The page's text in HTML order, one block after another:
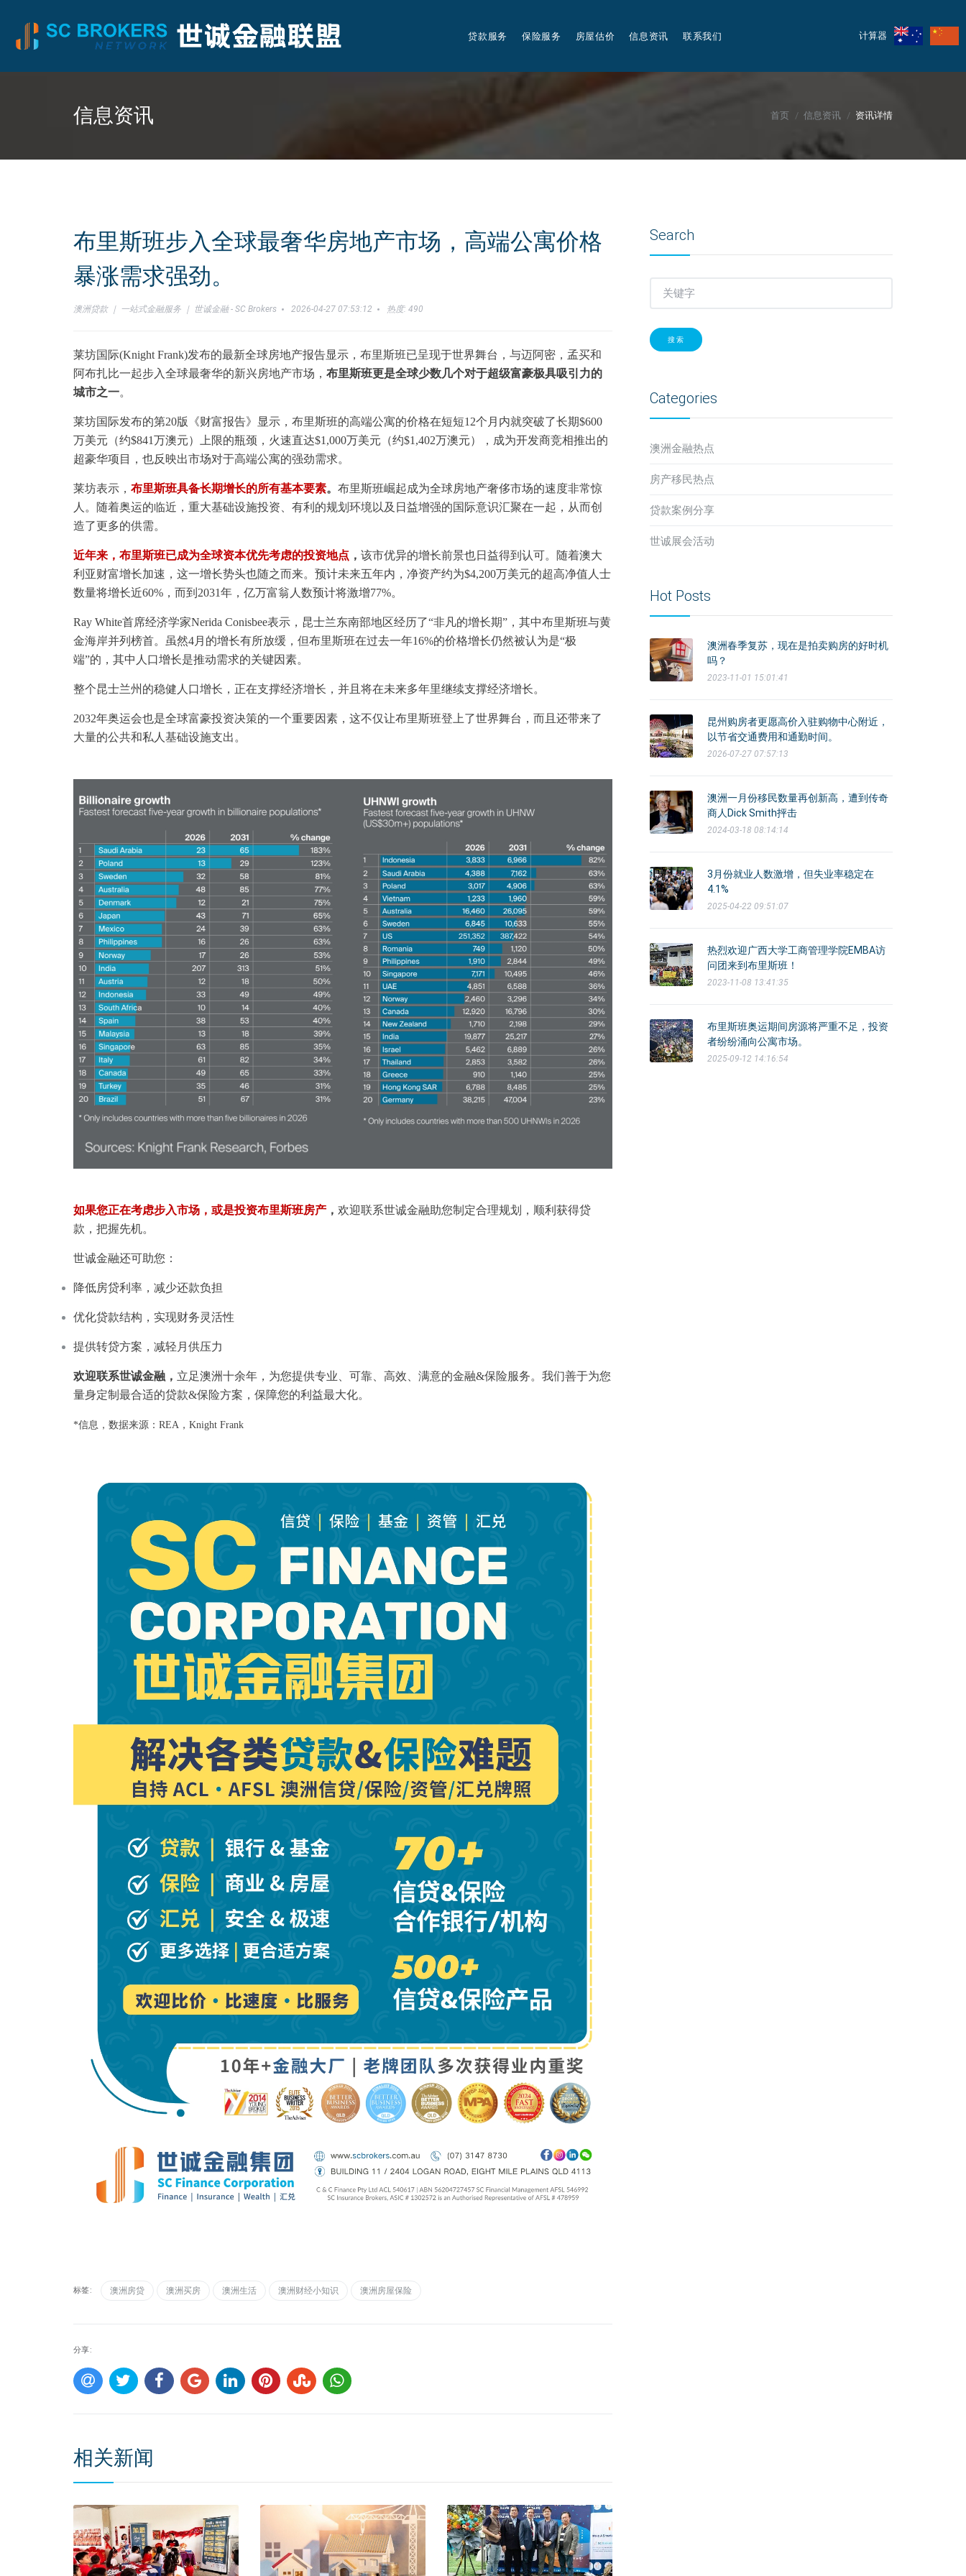
贷款服务 保险服务 房屋估价 信息资讯 联系我们 计算器
信息资讯 首页 信息资讯 资讯详情
布里斯班步入全球最奢华房地产市场，高端公寓价格
暴涨需求强劲。
澳洲贷款 ｜ 一站式金融服务 ｜ 世诚金融 - SC Brokers 2026-04-27 07:53:12 热度: 490
莱坊国际(Knight Frank)发布的最新全球房地产报告显示，布里斯班已呈现于世界舞台，与迈阿密，孟买和
阿布扎比一起步入全球最奢华的新兴房地产市场， 布里斯班更是全球少数几个对于超级富豪极具吸引力的
城市之一。
莱坊国际发布的第20版《财富报告》显示，布里斯班的高端公寓的价格在短短12个月内就突破了长期$600
万美元（约$841万澳元）上限的瓶颈，火速直达$1,000万美元（约$1,402万澳元），成为开发商竞相推出的
超豪华项目，也反映出市场对于高端公寓的强劲需求。
莱坊表示， 布里斯班具备长期增长的所有基本要素。 布里斯班崛起成为全球房地产奢侈市场的速度非常惊
人。随着奥运的临近，重大基础设施投资、有利的规划环境以及日益增强的国际意识汇聚在一起，从而创
造了更多的供需。
近年来，布里斯班已成为全球资本优先考虑的投资地点 ， 该市优异的增长前景也日益得到认可。随着澳大
利亚财富增长加速，这一增长势头也随之而来。预计未来五年内，净资产约为$4,200万美元的超高净值人士
数量将增长近60%，而到2031年，亿万富翁人数预计将激增77%。
Ray White首席经济学家Nerida Conisbee表示，昆士兰东南部地区经历了“非凡的增长期”，其中布里斯班与黄
金海岸并列榜首。虽然4月的增长有所放缓，但布里斯班在过去一年16%的价格增长仍然被认为是“极
端”的，其中人口增长是推动需求的关键因素。
整个昆士兰州的稳健人口增长，正在支撑经济增长，并且将在未来多年里继续支撑经济增长。
2032年奥运会也是全球富豪投资决策的一个重要因素，这不仅让布里斯班登上了世界舞台，而且还带来了
大量的公共和私人基础设施支出。
如果您正在考虑步入市场，或是投资布里斯班房产 ， 欢迎联系世诚金融助您制定合理规划，顺利获得贷
款，把握先机。
世诚金融还可助您：
降低房贷利率，减少还款负担
优化贷款结构，实现财务灵活性
提供转贷方案，减轻月供压力
欢迎联系世诚金融， 立足澳洲十余年，为您提供专业、可靠、高效、满意的金融&保险服务。我们善于为您
量身定制最合适的贷款&保险方案，保障您的利益最大化。
*信息，数据来源：REA，Knight Frank
标签: 澳洲房贷 澳洲买房 澳洲生活 澳洲财经小知识 澳洲房屋保险
分享:
相关新闻
Search
搜索
Categories
澳洲金融热点
房产移民热点
贷款案例分享
世诚展会活动
Hot Posts
澳洲春季复苏，现在是拍卖购房的好时机
吗？
2023-11-01 15:01:41
昆州购房者更愿高价入驻购物中心附近，
以节省交通费用和通勤时间。
2026-07-27 07:57:13
澳洲一月份移民数量再创新高，遭到传奇
商人Dick Smith抨击
2024-03-18 08:14:14
3月份就业人数激增，但失业率稳定在
4.1%
2025-04-22 09:51:07
热烈欢迎广西大学工商管理学院EMBA访
问团来到布里斯班！
2023-11-08 13:41:35
布里斯班奥运期间房源将严重不足，投资
者纷纷涌向公寓市场。
2025-09-12 14:16:54